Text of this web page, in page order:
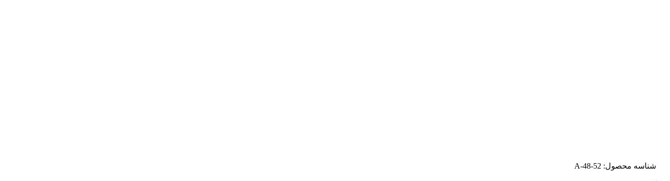
شناسه محصول: A-48-52